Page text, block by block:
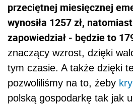
przeciętnej miesięcznej
wynosiła 1257 zł,
zapowiedział - będzie to
znaczący wzrost, dzięki
tym czasie. A także dzięki
pozwoliliśmy na to, żeby
polską gospodarkę tak jak